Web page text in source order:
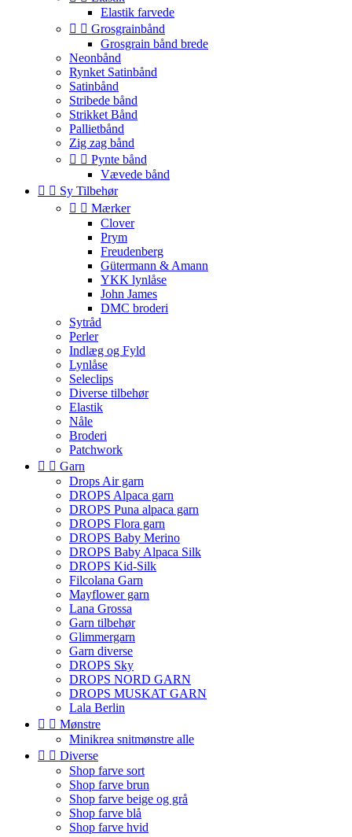
Elastik farvede
  Grosgrainbånd
Grosgrain bånd brede
Neonbånd
Rynket Satinbånd
Satinbånd
Stribede bånd
Strikket Bånd
Pallietbånd
Zig zag bånd
  Pynte bånd
Vævede bånd
  Sy Tilbehør
  Mærker
Clover
Prym
Freudenberg
Gütermann & Amann
YKK lynlåse
John James
DMC broderi
Sytråd
Perler
Indlæg og Fyld
Lynlåse
Seleclips
Diverse tilbehør
Elastik
Nåle
Broderi
Patchwork
  Garn
Drops Air garn
DROPS Alpaca garn
DROPS Puna alpaca garn
DROPS Flora garn
DROPS Baby Merino
DROPS Baby Alpaca Silk
DROPS Kid-Silk
Filcolana Garn
Mayflower garn
Lana Grossa
Garn tilbehør
Glimmergarn
Garn diverse
DROPS Sky
DROPS NORD GARN
DROPS MUSKAT GARN
Lala Berlin
  Mønstre
Minikrea snitmønstre alle
  Diverse
Shop farve sort
Shop farve brun
Shop farve beige og grå
Shop farve blå
Shop farve hvid